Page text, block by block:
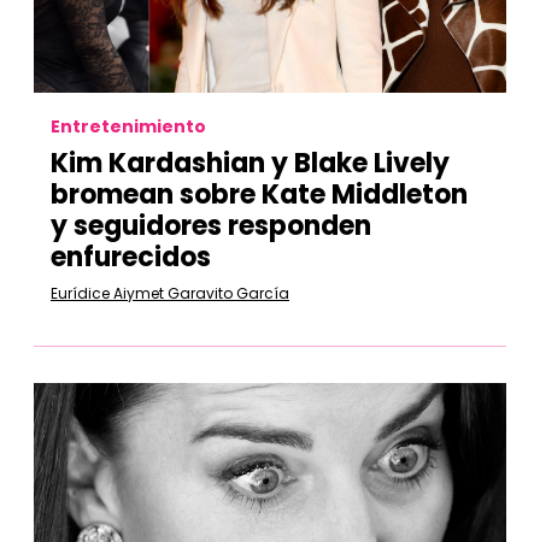
Entretenimiento
Kim Kardashian y Blake Lively
bromean sobre Kate Middleton
y seguidores responden
enfurecidos
Eurídice Aiymet Garavito García